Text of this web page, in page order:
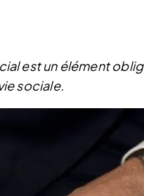
est un élément
sociale.